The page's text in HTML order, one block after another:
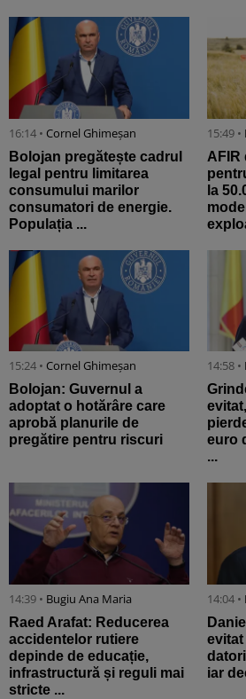
16:14 • Cornel Ghimeșan
Bolojan pregătește cadrul
legal pentru limitarea
consumului marilor
consumatori de energie.
Populația ...
15:49 •
AFIR
la
15:24 • Cornel Ghimeșan
Bolojan: Guvernul a
adoptat o hotărâre care
aprobă planurile de
pregătire pentru riscuri
14:58 •
euro
...
14:39 • Bugiu ⁠Ana Maria
Raed Arafat: Reducerea
accidentelor rutiere
depinde de educație,
infrastructură și reguli mai
stricte ...
14:04 •
iar